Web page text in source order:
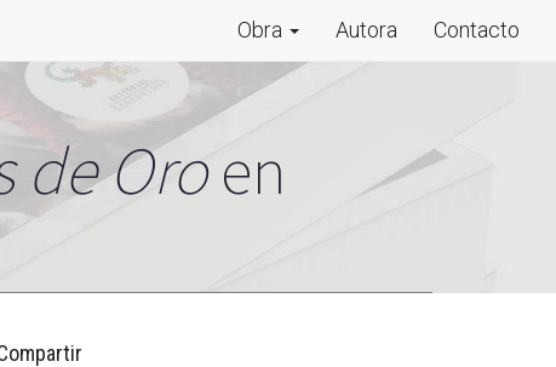
Obra Autora Contacto
de Oroen